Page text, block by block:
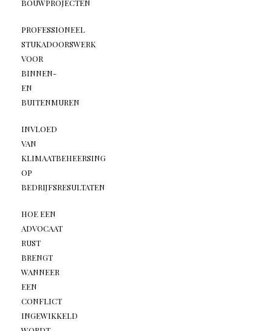
BOUWPROJECTEN
PROFESSIONEEL
STUKADOORSWERK
VOOR
BINNEN-
EN
BUITENMUREN
INVLOED
VAN
KLIMAATBEHEERSING
OP
BEDRIJFSRESULTATEN
HOE EEN
ADVOCAAT
RUST
BRENGT
WANNEER
EEN
CONFLICT
INGEWIKKELD